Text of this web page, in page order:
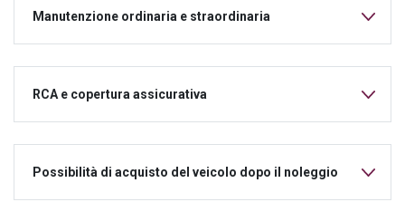
Manutenzione ordinaria e straordinaria
RCA e copertura assicurativa
Possibilità di acquisto del veicolo dopo il noleggio